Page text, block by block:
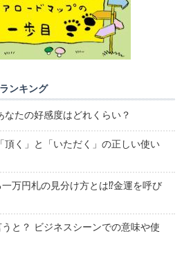
ンキング
なたの好感度はどれくらい？
頂く」と「いただく」の正しい使い
万円札の見分け方とは⁉金運を呼び
うと？ ビジネスシーンでの意味や使